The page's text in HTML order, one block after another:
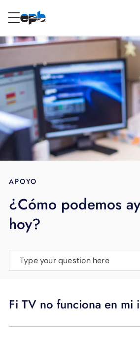
RESIDENCIAL
Internet
Energía
Televisión
BLOG
APOYO
principal
APOYO
¿Cómo podemos
hoy?
Type your question here
Fi TV no funciona en mi